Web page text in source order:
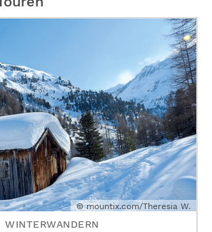
© mountix.com/Theresia W.
WINTERWANDERN